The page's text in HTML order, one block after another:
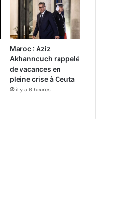
Maroc : Aziz
Akhannouch rappelé
de vacances en
pleine crise à Ceuta
il y a 6 heures